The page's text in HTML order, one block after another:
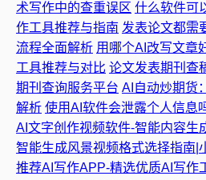
术写作中的查重误区 什么软件可
作工具推荐与指南 发表论文都需
流程全面解析 用哪个AI改写文章
工具推荐与对比 论文发表期刊查
期刊查询服务平台 AI自动炒期货
解析 使用AI软件会泄露个人信息
AI文字创作视频软件-智能内容生
智能生成风景视频格式选择指南|
推荐AI写作APP-精选优质AI写作